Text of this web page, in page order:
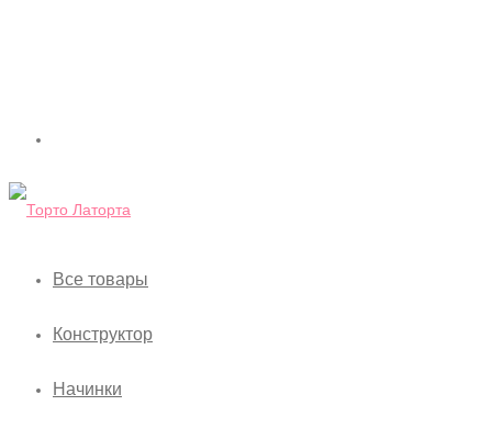
Все товары
Конструктор
Начинки